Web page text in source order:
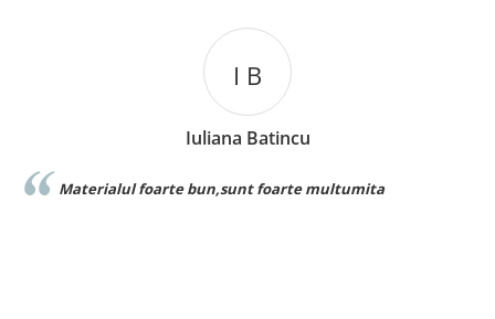
I B
Iuliana Batincu
Materialul foarte bun,sunt foarte multumita